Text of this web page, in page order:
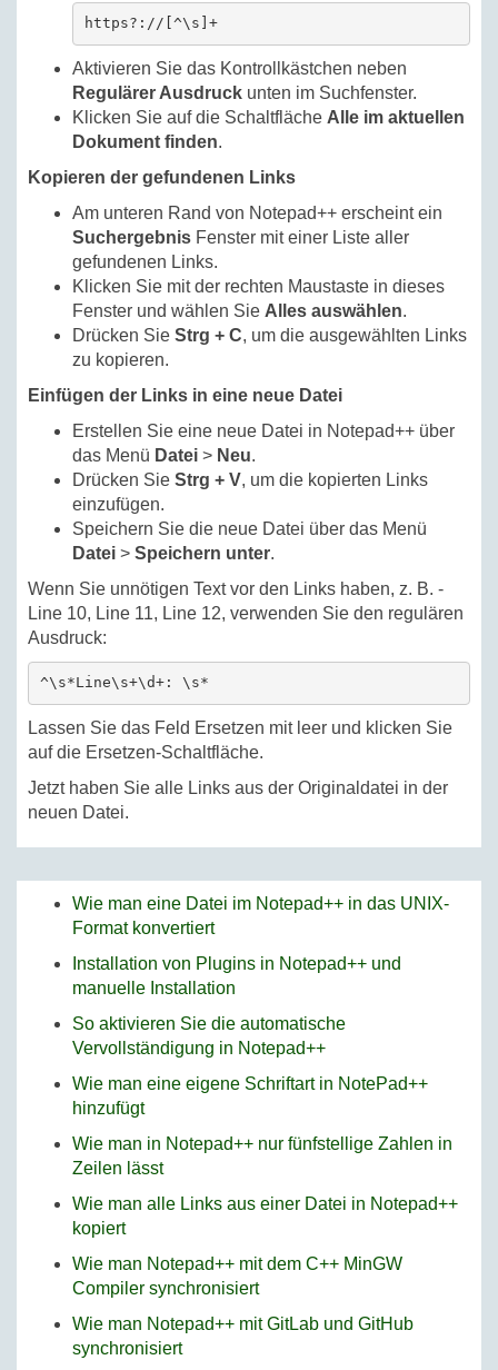
https?://[^\s]+
Aktivieren Sie das Kontrollkästchen neben
Regulärer Ausdruck unten im Suchfenster.
Klicken Sie auf die Schaltfläche Alle im aktuellen
Dokument finden.
Kopieren der gefundenen Links
Am unteren Rand von Notepad++ erscheint ein
Suchergebnis Fenster mit einer Liste aller
gefundenen Links.
Klicken Sie mit der rechten Maustaste in dieses
Fenster und wählen Sie Alles auswählen.
Drücken Sie Strg + C, um die ausgewählten Links
zu kopieren.
Einfügen der Links in eine neue Datei
Erstellen Sie eine neue Datei in Notepad++ über
das Menü Datei > Neu.
Drücken Sie Strg + V, um die kopierten Links
einzufügen.
Speichern Sie die neue Datei über das Menü
Datei > Speichern unter.
Wenn Sie unnötigen Text vor den Links haben, z. B. -
Line 10, Line 11, Line 12, verwenden Sie den regulären
Ausdruck:
^\s*Line\s+\d+: \s*
Lassen Sie das Feld Ersetzen mit leer und klicken Sie
auf die Ersetzen-Schaltfläche.
Jetzt haben Sie alle Links aus der Originaldatei in der
neuen Datei.
Wie man eine Datei im Notepad++ in das UNIX-
Format konvertiert
Installation von Plugins in Notepad++ und
manuelle Installation
So aktivieren Sie die automatische
Vervollständigung in Notepad++
Wie man eine eigene Schriftart in NotePad++
hinzufügt
Wie man in Notepad++ nur fünfstellige Zahlen in
Zeilen lässt
Wie man alle Links aus einer Datei in Notepad++
kopiert
Wie man Notepad++ mit dem C++ MinGW
Compiler synchronisiert
Wie man Notepad++ mit GitLab und GitHub
synchronisiert